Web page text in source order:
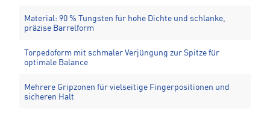
Material: 90 % Tungsten für hohe Dichte und schlanke,
präzise Barrelform
Torpedoform mit schmaler Verjüngung zur Spitze für
optimale Balance
Mehrere Gripzonen für vielseitige Fingerpositionen und
sicheren Halt